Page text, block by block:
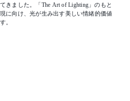
きました。「The Art of Lighting」のもと
に向け、光が生み出す美しい情緒的価値
。